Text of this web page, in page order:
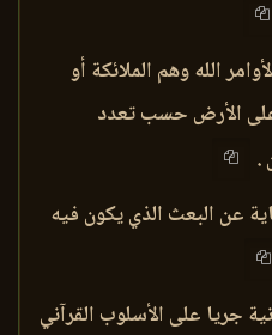
الله وهم الملائكة أو
الأرض حسب تعدد
.
عن البعث الذي يكون فيه
جريا على الأسلوب القرآني